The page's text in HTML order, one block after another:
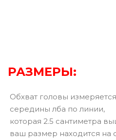
РАЗМЕРЫ:
Обхват головы
середины лба по линии,
которая 2.5 сантиметра
ваш размер находится на